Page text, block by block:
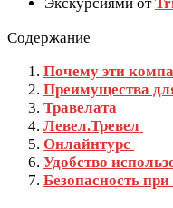
Экскурсиями от
Содержание
Почему эти
Преимущества
Травелата
Левел.Тревел
Онлайнтурс
Удобство
Безопасность